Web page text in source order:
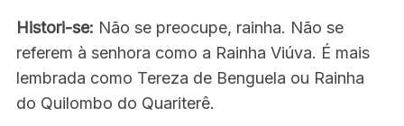
Histori-se: Não se preocupe, rainha. Não se
referem à senhora como a Rainha Viúva. É mais
lembrada como Tereza de Benguela ou Rainha
do Quilombo do Quariterê.